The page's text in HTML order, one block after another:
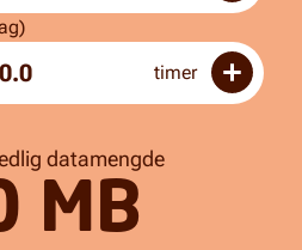
0.0 timer
datamengde
MB